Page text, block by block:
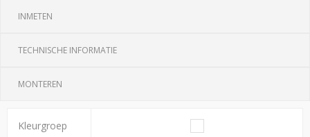
INMETEN
TECHNISCHE INFORMATIE
MONTEREN
Kleurgroep